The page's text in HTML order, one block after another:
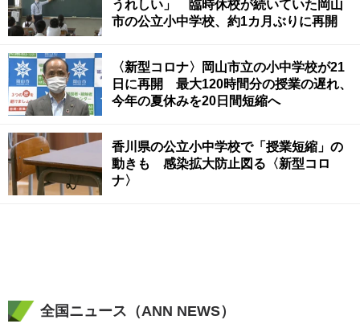
うれしい」 臨時休校が続いていた岡山
市の公立小中学校、約1カ月ぶりに再開
〈新型コロナ〉岡山市立の小中学校が21
日に再開 最大120時間分の授業の遅れ、
今年の夏休みを20日間短縮へ
香川県の公立小中学校で「授業短縮」の
動きも 感染拡大防止図る〈新型コロ
ナ〉
全国ニュース（ANN NEWS）